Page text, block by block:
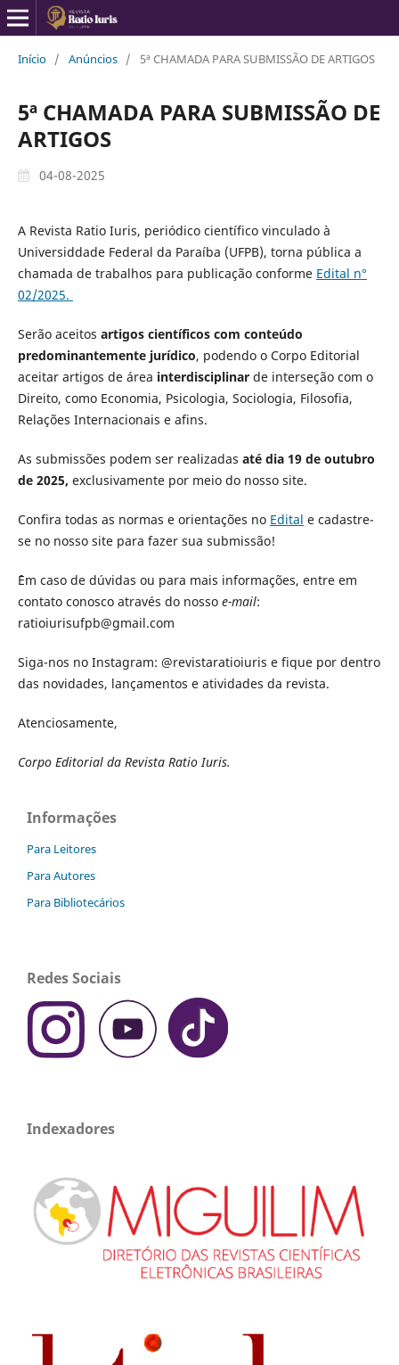
Início / Anúncios / 5ª CHAMADA PARA SUBMISSÃO DE ARTIGOS
5ª CHAMADA PARA SUBMISSÃO DE
ARTIGOS
04-08-2025
A Revista Ratio Iuris, periódico científico vinculado à
Universiddade Federal da Paraíba (UFPB), torna pública a
chamada de trabalhos para publicação conforme Edital n°
02/2025.
Serão aceitos artigos científicos com conteúdo
predominantemente jurídico, podendo o Corpo Editorial
aceitar artigos de área interdisciplinarde interseção com o
Direito, como Economia, Psicologia, Sociologia, Filosofia,
Relações Internacionais e afins.
As submissões podem ser realizadas até dia 19 de outubro
de 2025, exclusivamente por meio do nosso site.
Confira todas as normas e orientações no Edital e cadastre-
se no nosso site para fazer sua submissão!
`´Em caso de dúvidas ou para mais informações, entre em
contato conosco através do nossoe-mail:
ratioiurisufpb@gmail.com
Siga-nos no Instagram: @revistaratioiuris e fique por dentro
das novidades, lançamentos e atividades da revista.
Atenciosamente,
Corpo Editorial da Revista Ratio Iuris.
Informações
Para Leitores
Para Autores
Para Bibliotecários
Redes Sociais
Indexadores